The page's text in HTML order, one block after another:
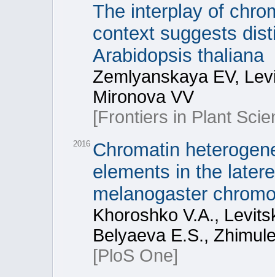
The interplay of
context suggests
Arabidopsis thaliana
Zemlyanskaya EV,
Mironova VV
[Frontiers in Plant
2016 Chromatin
elements in the
melanogaster
Khoroshko V.A.,
Belyaeva E.S.,
[PloS One]